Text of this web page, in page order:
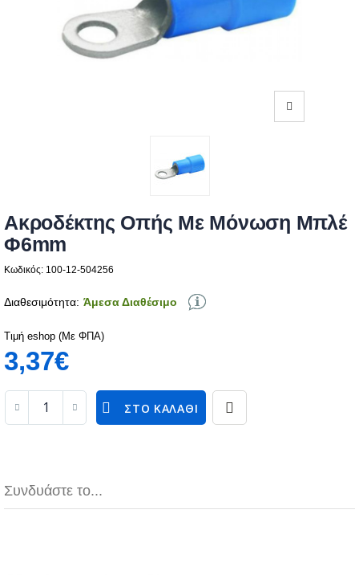
Ακροδέκτης Οπής Με Μόνωση Μπλέ
Φ6mm
Κωδικός: 100-12-504256
Διαθεσιμότητα: Άμεσα Διαθέσιμο
Τιμή eshop (Με ΦΠΑ)
3,37€
ΣΤΟ ΚΑΛΆΘΙ
Συνδυάστε το...